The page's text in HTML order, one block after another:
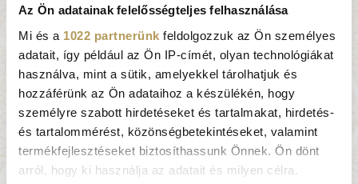
Az Ön adatainak felelősségteljes felhasználása
Mi és a 1022 partnerünk feldolgozzuk az Ön személyes
adatait, így például az Ön IP-címét, olyan technológiákat
használva, mint a sütik, amelyekkel tárolhatjuk és
hozzáférünk az Ön adataihoz a készülékén, hogy
személyre szabott hirdetéseket és tartalmakat, hirdetés-
és tartalommérést, közönségbetekintéseket, valamint
termékfejlesztéseket biztosíthassunk Önnek. Ön dönt
arról, hogy ki használja az adatait és milyen célra.
appreciate the calls from
the Dr. Rose staff
whenever we book an
appointment to get
more information about
the problem. Good to
get this feedback survey
from time to time so
that we could share our
Prevention and
screening are
paramount to me. With
SZABINA TOMÁN,
President, Toman
Lifestyle